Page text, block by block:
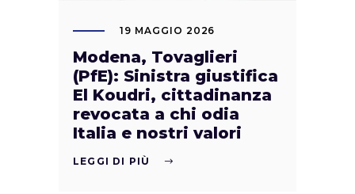
19 MAGGIO 2026
Modena, Tovaglieri
(PfE): Sinistra giustifica
El Koudri, cittadinanza
revocata a chi odia
Italia e nostri valori
LEGGI DI PIÙ